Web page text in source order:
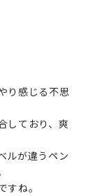
り感じる不思
しており、爽
ルが違うペン
ね。